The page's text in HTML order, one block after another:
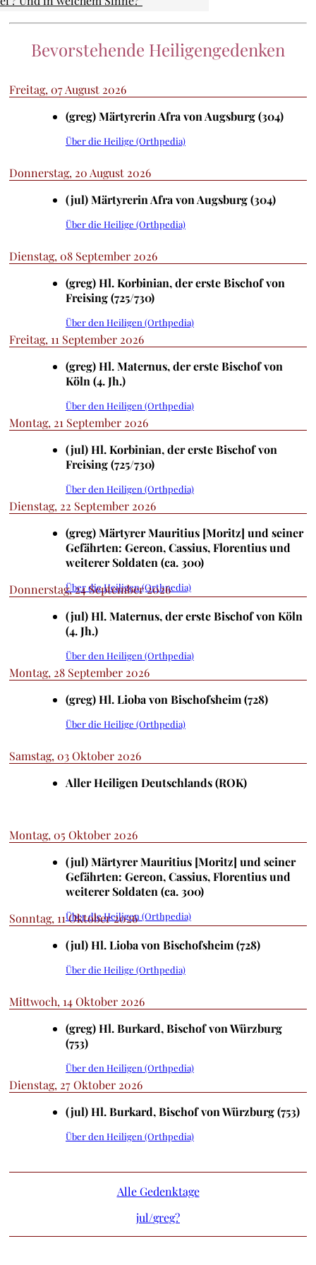
Bevorstehende Heiligengedenken
Freitag, 07 August 2026
(greg) Märtyrerin Afra von Augsburg (304)
Über die Heilige (Orthpedia)
Donnerstag, 20 August 2026
(jul) Märtyrerin Afra von Augsburg (304)
Über die Heilige (Orthpedia)
Dienstag, 08 September 2026
(greg) Hl. Korbinian, der erste Bischof von
Freising (725/730)
Über den Heiligen (Orthpedia)
Freitag, 11 September 2026
(greg) Hl. Maternus, der erste Bischof von
Köln (4. Jh.)
Über den Heiligen (Orthpedia)
Montag, 21 September 2026
(jul) Hl. Korbinian, der erste Bischof von
Freising (725/730)
Über den Heiligen (Orthpedia)
Dienstag, 22 September 2026
(greg) Märtyrer Mauritius [Moritz] und seiner
Gefährten: Gereon, Cassius, Florentius und
weiterer Soldaten (ca. 300)
Über die Heiligen (Orthpedia)
Donnerstag, 24 September 2026
(jul) Hl. Maternus, der erste Bischof von Köln
(4. Jh.)
Über den Heiligen (Orthpedia)
Montag, 28 September 2026
(greg) Hl. Lioba von Bischofsheim (728)
Über die Heilige (Orthpedia)
Samstag, 03 Oktober 2026
Aller Heiligen Deutschlands (ROK)
Montag, 05 Oktober 2026
(jul) Märtyrer Mauritius [Moritz] und seiner
Gefährten: Gereon, Cassius, Florentius und
weiterer Soldaten (ca. 300)
Über die Heiligen (Orthpedia)
Sonntag, 11 Oktober 2026
(jul) Hl. Lioba von Bischofsheim (728)
Über die Heilige (Orthpedia)
Mittwoch, 14 Oktober 2026
(greg) Hl. Burkard, Bischof von Würzburg
(753)
Über den Heiligen (Orthpedia)
Dienstag, 27 Oktober 2026
(jul) Hl. Burkard, Bischof von Würzburg (753)
Über den Heiligen (Orthpedia)
Alle Gedenktage
jul/greg?